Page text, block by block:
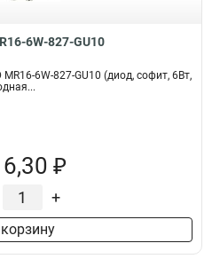
6W-827-GU10
6W-827-GU10 (диод, софит, 6Вт,
₽
+